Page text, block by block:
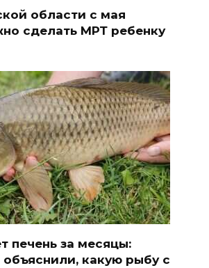
области с мая
сделать МРТ ребенку
печень за месяцы:
объяснили, какую рыбу с